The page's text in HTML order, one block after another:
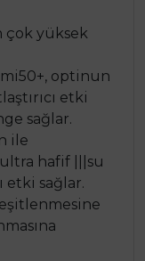
çok yüksek
optinun
etki
sağlar.
ile
hafif |||su
etki sağlar.